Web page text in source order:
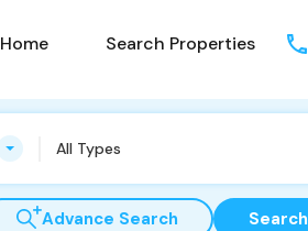
Home Search Properties
All Types
Advance Search Search